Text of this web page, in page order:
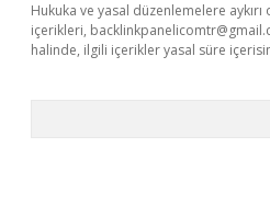
Hukuka ve yasal düzenlemelere
içerikleri,
halinde, ilgili içerikler yasal süre